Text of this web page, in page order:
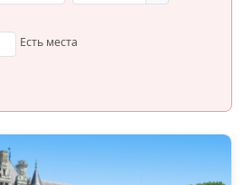
Есть места